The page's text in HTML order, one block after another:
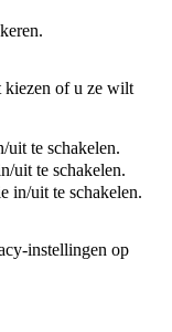
of u ze wilt
te schakelen.
uit te schakelen.
in/uit te schakelen.
instellingen op